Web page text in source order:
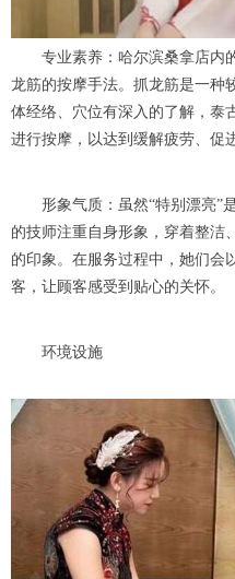
专业素养：哈尔滨桑拿店内
龙筋的按摩手法。抓龙筋是一种
体经络、穴位有深入的了解，泰
进行按摩，以达到缓解疲劳、促
形象气质：虽然“特别漂亮”
的技师注重自身形象，穿着整洁
的印象。在服务过程中，她们会
客，让顾客感受到贴心的关怀。
环境设施